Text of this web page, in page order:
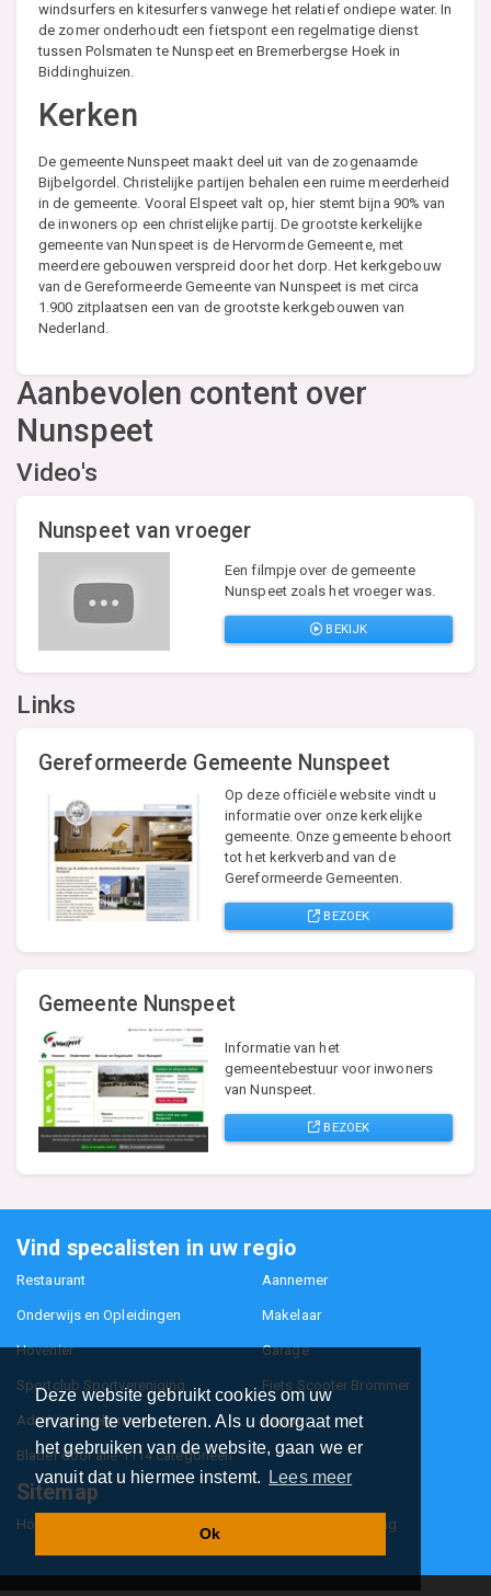
Deze website gebruikt cookies om uw
ervaring te verbeteren. Als u doorgaat met
het gebruiken van de website, gaan we er
vanuit dat u hiermee instemt.
Lees meer
Ok
windsurfers en kitesurfers vanwege het relatief ondiepe water. In
de zomer onderhoudt een fietspont een regelmatige dienst
tussen Polsmaten te Nunspeet en Bremerbergse Hoek in
Biddinghuizen.
Kerken
De gemeente Nunspeet maakt deel uit van de zogenaamde
Bijbelgordel. Christelijke partijen behalen een ruime meerderheid
in de gemeente. Vooral Elspeet valt op, hier stemt bijna 90% van
de inwoners op een christelijke partij. De grootste kerkelijke
gemeente van Nunspeet is de Hervormde Gemeente, met
meerdere gebouwen verspreid door het dorp. Het kerkgebouw
van de Gereformeerde Gemeente van Nunspeet is met circa
1.900 zitplaatsen een van de grootste kerkgebouwen van
Nederland.
Aanbevolen content over
Nunspeet
Video's
Nunspeet van vroeger
Een filmpje over de gemeente
Nunspeet zoals het vroeger was.
BEKIJK
Links
Gereformeerde Gemeente Nunspeet
Op deze officiële website vindt u
informatie over onze kerkelijke
gemeente. Onze gemeente behoort
tot het kerkverband van de
Gereformeerde Gemeenten.
BEZOEK
Gemeente Nunspeet
Informatie van het
gemeentebestuur voor inwoners
van Nunspeet.
BEZOEK
Vind specalisten in uw regio
Restaurant Aannemer
Onderwijs en Opleidingen Makelaar
Hovenier Garage
Sportclub Sportvereniging Fiets Scooter Brommer
Administratiekantoor Kapper
Blader door alle 1114 categorieën
Sitemap
Home Cookiebeleid Privacyverklaring